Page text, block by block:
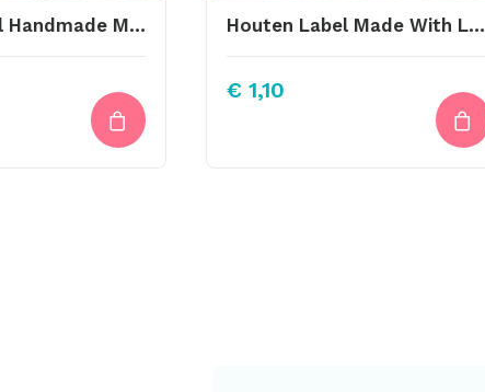
Houten Label Handmade Met Haaknaald Houten Label Made With Love
€ 1,10